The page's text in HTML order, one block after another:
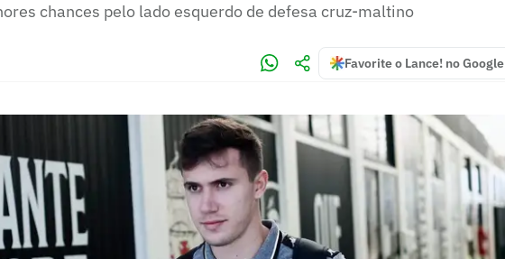
chances pelo lado esquerdo de defesa cruz-maltino
Favorite o Lance! no Google